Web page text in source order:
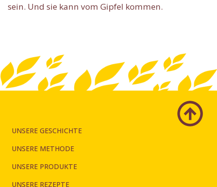
sein. Und sie kann vom Gipfel kommen.
UNSERE GESCHICHTE
UNSERE METHODE
UNSERE PRODUKTE
UNSERE REZEPTE